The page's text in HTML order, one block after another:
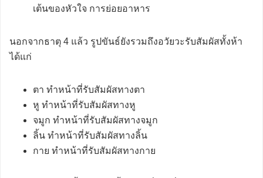
เต้นของหัวใจ การย่อยอาหาร
นอกจากธาตุ 4 แล้ว รูปขันธ์ยังรวมถึงอวัยวะรับสัมผัสทั้งห้า
ได้แก่
ตา ทำหน้าที่รับสัมผัสทางตา
หู ทำหน้าที่รับสัมผัสทางหู
จมูก ทำหน้าที่รับสัมผัสทางจมูก
ลิ้น ทำหน้าที่รับสัมผัสทางลิ้น
กาย ทำหน้าที่รับสัมผัสทางกาย